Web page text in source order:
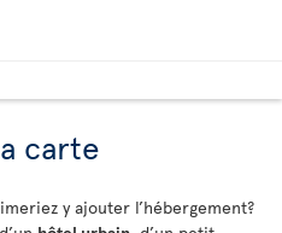
carte
y ajouter l’hébergement?